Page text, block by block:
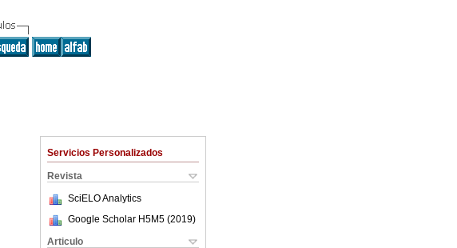
Servicios Personalizados
Revista
SciELO Analytics
Google Scholar H5M5 (2019)
Articulo